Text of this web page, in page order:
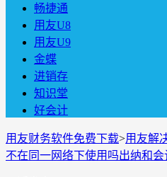
畅捷通
用友U8
用友U9
金蝶
进销存
知识堂
好会计
用友财务软件免费下载>用友解
不在同一网络下使用吗出纳和会